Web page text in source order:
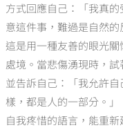
方式回應自己：「我真
意這件事，難過是自然的
這是用一種友善的眼光
處境。當悲傷湧現時，
並告訴自己：「我允許
樣，都是人的一部分。」
自我疼惜的語言，能重